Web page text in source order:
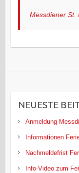
Messdiener St.
NEUESTE
Anmeldung
Informationen
Nachmeldefrist
Info-Video zum